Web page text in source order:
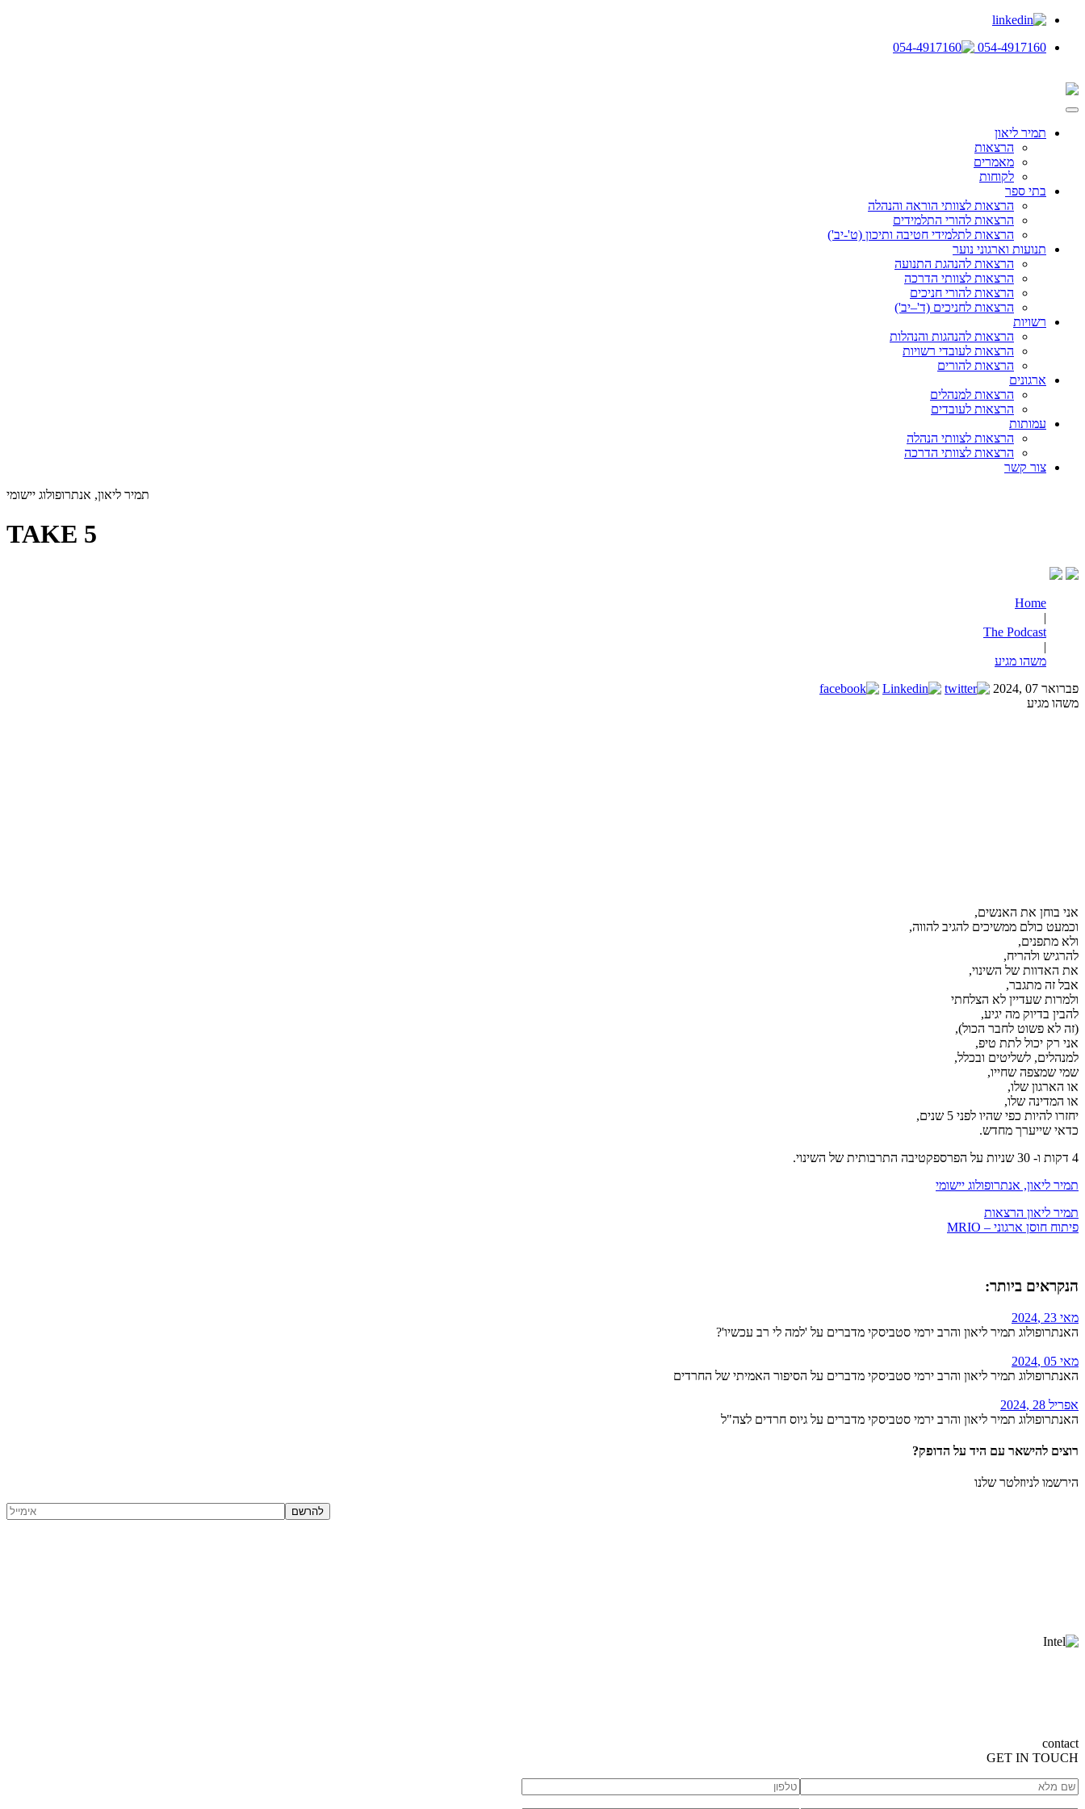
054-4917160
תמיר ליאון
הרצאות
מאמרים
לקוחות
בתי ספר
הרצאות לצוותי הוראה והנהלה
הרצאות להורי התלמידים
הרצאות לתלמידי חטיבה ותיכון (ט'-יב')
תנועות וארגוני נוער
הרצאות להנהגת התנועה
הרצאות לצוותי הדרכה
הרצאות להורי חניכים
הרצאות לחניכים (ד'–יב')
רשויות
הרצאות להנהגות והנהלות
הרצאות לעובדי רשויות
הרצאות להורים
ארגונים
הרצאות למנהלים
הרצאות לעובדים
עמותות
הרצאות לצוותי הנהלה
הרצאות לצוותי הדרכה
צור קשר
תמיר ליאון, אנתרופולוג יישומי
TAKE 5
Home
|
The Podcast
|
משהו מגיע
פברואר 07 ,2024
משהו מגיע
אני בוחן את האנשים,
וכמעט כולם ממשיכים להגיב להווה,
ולא מתפנים,
להרגיש ולהריח,
את האדוות של השינוי,
אבל זה מתגבר,
ולמרות שעדיין לא הצלחתי
להבין בדיוק מה יגיע,
(זה לא פשוט לחבר הכול),
אני רק יכול לתת טיפ,
למנהלים, לשליטים ובכלל,
שמי שמצפה שחייו,
או הארגון שלו,
או המדינה שלו,
יחזרו להיות כפי שהיו לפני 5 שנים,
כדאי שייערך מחדש.
4 דקות ו- 30 שניות על הפרספקטיבה התרבותית של השינוי.
תמיר ליאון, אנתרופולוג יישומי
תמיר ליאון הרצאות
פיתוח חוסן ארגוני – MRIO
הנקראים ביותר:
מאי 23 ,2024
האנתרופולוג תמיר ליאון והרב ירמי סטביסקי מדברים על 'למה לי רב עכשיו'?
מאי 05 ,2024
האנתרופולוג תמיר ליאון והרב ירמי סטביסקי מדברים על הסיפור האמיתי של החרדים
אפריל 28 ,2024
האנתרופולוג תמיר ליאון והרב ירמי סטביסקי מדברים על גיוס חרדים לצה"ל
רוצים להישאר עם היד על הדופק?
הירשמו לניוזלטר שלנו
contact
GET IN TOUCH